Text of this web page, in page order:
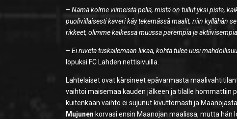
–Nämä kolme viimeistä peliä, mistä on tullut yksi piste,
puolivillaisesti kaveri käy tekemässä maalit, niin kyllähän
rikkeet, olimme kaikessa muussa parempia ja
–Ei ruveta tuskailemaan liikaa, kohta tulee uusi
lopuksi FC Lahden nettisivuilla.
Lahtelaiset ovat kärsineet epävarmasta
vaihtoi maisemaa kauden jälkeen ja tilalle hommattiin
kuitenkaan vaihto ei sujunut kivuttomasti ja
Mujunen korvasi ensin Maanojan maalissa, mutta